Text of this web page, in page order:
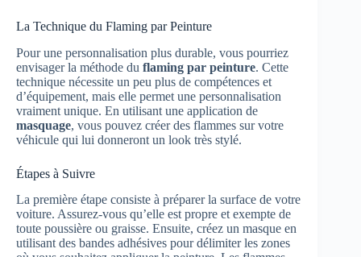
La Technique du Flaming par Peinture
Pour une personnalisation plus durable, vous pourriez
envisager la méthode du flaming par peinture. Cette
technique nécessite un peu plus de compétences et
d’équipement, mais elle permet une personnalisation
vraiment unique. En utilisant une application de
masquage, vous pouvez créer des flammes sur votre
véhicule qui lui donneront un look très stylé.
Étapes à Suivre
La première étape consiste à préparer la surface de votre
voiture. Assurez-vous qu’elle est propre et exempte de
toute poussière ou graisse. Ensuite, créez un masque en
utilisant des bandes adhésives pour délimiter les zones